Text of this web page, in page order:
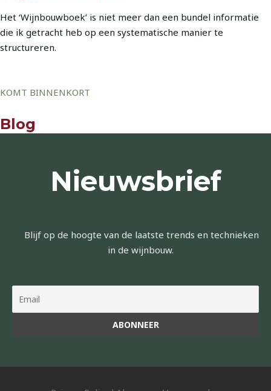
Het ‘Wijnbouwboek’ is niet meer dan een bundel informatie
die ik getracht heb op een systematische manier te
structureren.
KOMT BINNENKORT
Blog
Nieuwsbrief
Blijf op de hoogte van de laatste trends en technieken
in de wijnbouw.